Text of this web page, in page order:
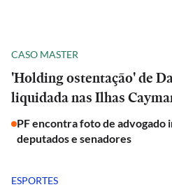
CASO MASTER
'Holding ostentação' de
liquidada nas Ilhas
PF encontra foto de advogado
deputados e senadores
ESPORTES